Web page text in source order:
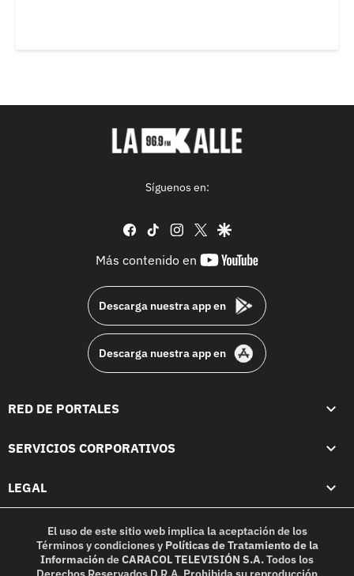
Síguenos en:
facebook
tiktok instagram
twittergoogle
Más contenido en
youtube-
Descarga nuestra app en
Descarga nuestra app en
RED DE PORTALES
SERVICIOS CORPORATIVOS
LEGAL
El uso de este sitio web implica la aceptación de los
Términos y condicionesy Políticas de Tratamiento de la
InformacióndeCARACOL TELEVISIÓN S.A.Todos los